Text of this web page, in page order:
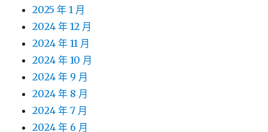
2025 年 1 月
2024 年 12 月
2024 年 11 月
2024 年 10 月
2024 年 9 月
2024 年 8 月
2024 年 7 月
2024 年 6 月